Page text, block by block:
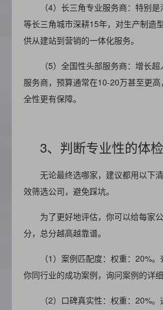
（4） 长三角专业服务商：特别
等长三角城市深耕15年，对生产制造
供从建站到营销的一体化服务。
（5） 全国性头部服务商：增长
服务商，预算通常在10-20万甚至更
全性更有保障。
3、判断专业性的体
无论最终选哪家，建议都用以下
效筛选公司，避免踩坑。
为了更好地评估，你可以给每家
分，总分越高越靠谱。
（1）案例匹配度：权重：20%
你同行业的成功案例，询问案例的详
（2） 口碑真实性：权重：20%